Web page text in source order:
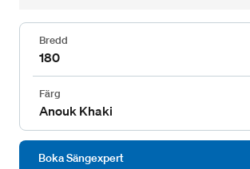
Bredd
180
Färg
Anouk Khaki
Boka Sängexpert